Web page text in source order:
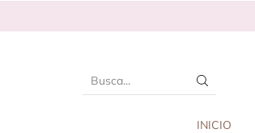
INICIO